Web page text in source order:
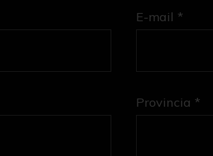
E-mail *
Provincia *